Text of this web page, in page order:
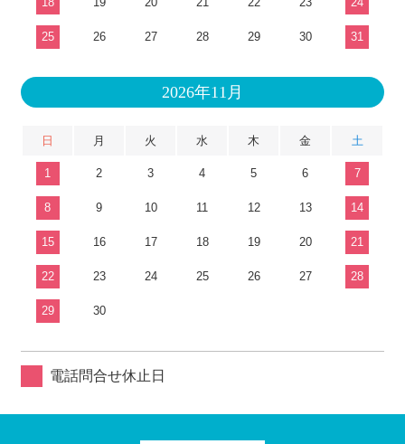
25 26 27 28 29 30 31
2026年11月
日 月 火 水 木 金 土
1 2 3 4 5 6 7
8 9 10 11 12 13 14
15 16 17 18 19 20 21
22 23 24 25 26 27 28
29 30
電話問合せ休止日